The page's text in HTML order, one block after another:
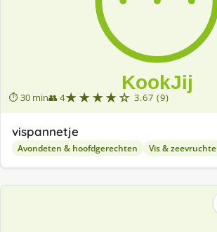
⏱ 30 min👥 4★★★★☆ 3.67 (9)
vispannetje
Avondeten & hoofdgerechten Vis &